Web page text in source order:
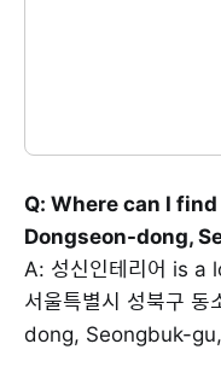
Q: Where can I
Dongseon-dong,
A: 성신인테리어 is
서울특별시 성북구
dong, Seongbuk-